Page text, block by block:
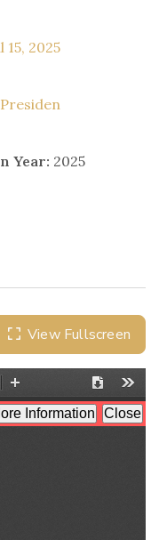
15, 2025
Year: 2025
View Fullscreen